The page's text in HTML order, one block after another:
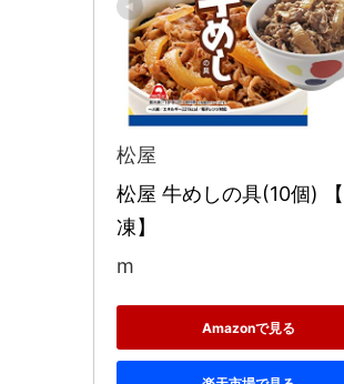
松屋
松屋 牛めしの具(10個)
凍】
m
Amazonで見る